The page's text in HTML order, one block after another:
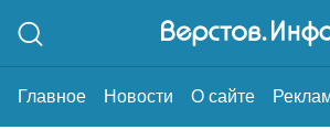
Главное Новости О сайте